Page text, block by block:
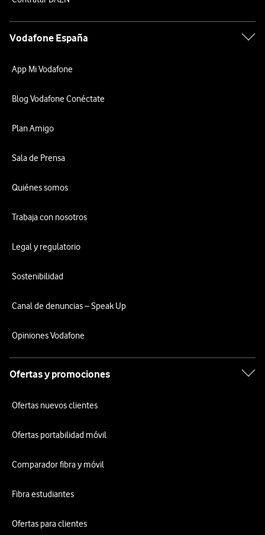
Vodafone España
App Mi Vodafone
Blog Vodafone Conéctate
Plan Amigo
Sala de Prensa
Quiénes somos
Trabaja con nosotros
Legal y regulatorio
Sostenibilidad
Canal de denuncias – Speak Up
Opiniones Vodafone
Ofertas y promociones
Ofertas nuevos clientes
Ofertas portabilidad móvil
Comparador fibra y móvil
Fibra estudiantes
Ofertas para clientes